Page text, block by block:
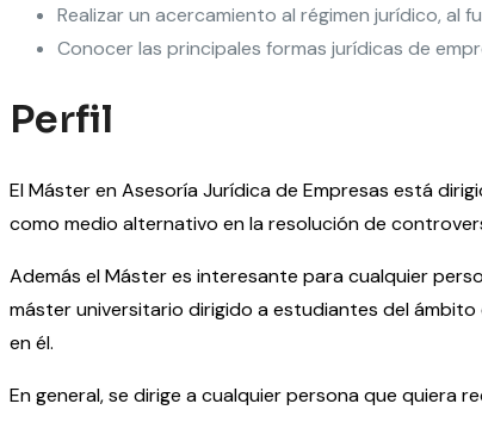
Realizar un acercamiento al régimen jurídico,
Conocer las principales formas jurídicas de
Perfil
El Máster en Asesoría Jurídica de Empresas está
como medio alternativo en la resolución de
Además el Máster es interesante para cualquier
máster universitario dirigido a estudiantes del
en él.
En general, se dirige a cualquier persona que quiera